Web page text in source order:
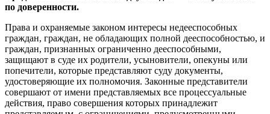
по доверенности.
Права и охраняемые законом интересы недееспособных
граждан, граждан, не обладающих полной дееспособностью, и
граждан, признанных ограниченно дееспособными,
защищают в суде их родители, усыновители, опекуны или
попечители, которые представляют суду документы,
удостоверяющие их полномочия. Законные представители
совершают от имени представляемых все процессуальные
действия, право совершения которых принадлежит